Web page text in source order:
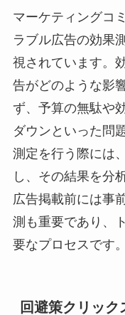
マーケティングコ
ラブル広告の効果
視されています。
告がどのような影
ず、予算の無駄や
ダウンといった問
測定を行う際には
し、その結果を分
広告掲載前には事
測も重要であり、
要なプロセスです。
回避策クリッ